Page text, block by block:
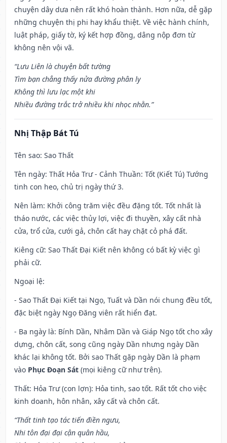
chuyện dây dưa nên rất khó hoàn thành. Hơn nữa, dễ gặp
những chuyện thị phi hay khẩu thiệt. Về việc hành chính,
luật pháp, giấy tờ, ký kết hợp đồng, dâng nộp đơn từ
không nên vội vã.
“Lưu Liên là chuyện bất tường
Tìm bạn chẳng thấy nửa đường phân ly
Không thì lưu lạc một khi
Nhiều đường trắc trở nhiều khi nhọc nhằn.”
Nhị Thập Bát Tú
Tên sao: Sao Thất
Tên ngày: Thất Hỏa Trư - Cảnh Thuần: Tốt (Kiết Tú) Tướng
tinh con heo, chủ trị ngày thứ 3.
Nên làm: Khởi công trăm việc đều đặng tốt. Tốt nhất là
tháo nước, các việc thủy lợi, việc đi thuyền, xây cất nhà
cửa, trổ cửa, cưới gả, chôn cất hay chặt cỏ phá đất.
Kiêng cữ: Sao Thất Đại Kiết nên không có bất kỳ việc gì
phải cữ.
Ngoại lệ:
- Sao Thất Đại Kiết tại Ngọ, Tuất và Dần nói chung đều tốt,
đặc biệt ngày Ngọ Đăng viên rất hiển đạt.
- Ba ngày là: Bính Dần, Nhâm Dần và Giáp Ngọ tốt cho xây
dựng, chôn cất, song cũng ngày Dần nhưng ngày Dần
khác lại không tốt. Bởi sao Thất gặp ngày Dần là phạm
vào Phục Đoạn Sát (mọi kiêng cữ như trên).
Thất: Hỏa Trư (con lợn): Hỏa tinh, sao tốt. Rất tốt cho việc
kinh doanh, hôn nhân, xây cất và chôn cất.
“Thất tinh tạo tác tiến điền ngưu,
Nhi tôn đại đại cận quân hầu,